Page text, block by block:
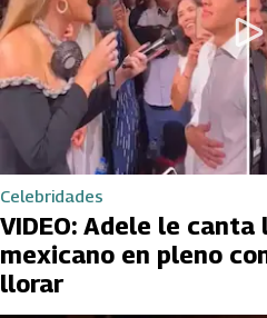
Celebridades
VIDEO: Adele le
mexicano en pleno
llorar